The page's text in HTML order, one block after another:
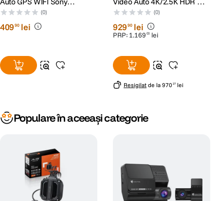
STARVIS HDR 60fps Mod
Parcare Optional
(0)
40990 lei
Fi GPS
(0)
92990 lei
PRP: 1.169 00 lei
Resigilat de la 970 27 lei
Populare în aceeași categorie